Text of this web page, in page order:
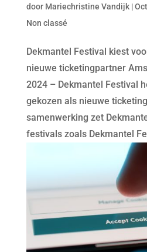
door Mariechristine Vandijk|
Non classé
Dekmantel Festival kiest
nieuwe ticketingpartner
2024 – Dekmantel Festival
gekozen als nieuwe
samenwerking zet
festivals zoals Dekmantel